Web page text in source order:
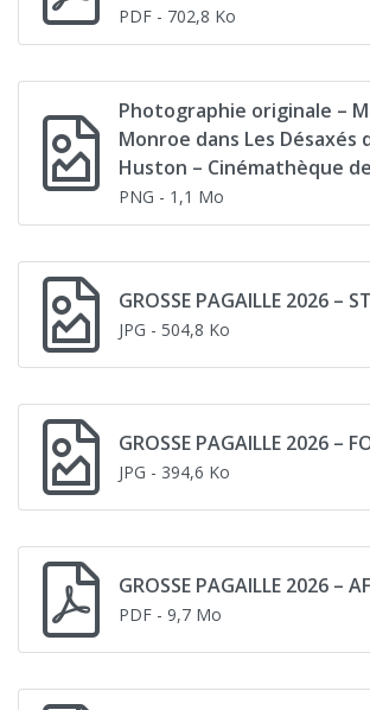
PDF - 702,8 Ko
Photographie originale –
Monroe dans Les Désaxés
Huston – Cinémathèque
PNG - 1,1 Mo
GROSSE PAGAILLE 2026 –
JPG - 504,8 Ko
GROSSE PAGAILLE 2026 –
JPG - 394,6 Ko
GROSSE PAGAILLE 2026 –
PDF - 9,7 Mo